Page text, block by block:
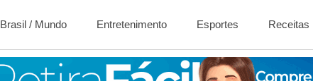
Brasil / Mundo Entretenimento Esportes Receitas